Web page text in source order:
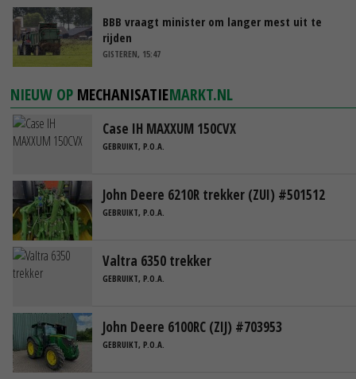
BBB vraagt minister om langer mest uit te
rijden
GISTEREN, 15:47
NIEUW OP MECHANISATIEMARKT.NL
Case IH MAXXUM 150CVX
GEBRUIKT, P.O.A.
John Deere 6210R trekker (ZUI) #501512
GEBRUIKT, P.O.A.
Valtra 6350 trekker
GEBRUIKT, P.O.A.
John Deere 6100RC (ZIJ) #703953
GEBRUIKT, P.O.A.